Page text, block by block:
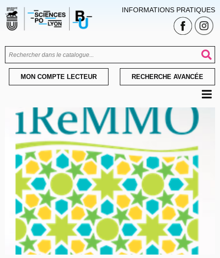
INFORMATIONS PRATIQUES
MON COMPTE LECTEUR RECHERCHE AVANCÉE